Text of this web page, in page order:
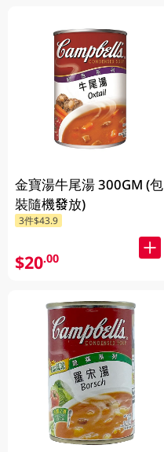
金寶湯牛尾湯 300GM (包
裝隨機發放)
3件$43.9
$20.00